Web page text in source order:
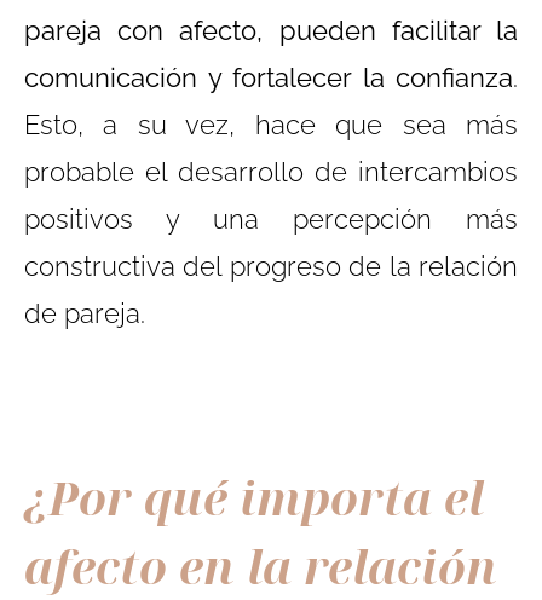
pareja con afecto, pueden facilitar la
comunicación y fortalecer la confianza.
Esto, a su vez, hace que sea más
probable el desarrollo de intercambios
positivos y una percepción más
constructiva del progreso de la relación
de pareja.
¿Por qué importa el
afecto en la relación